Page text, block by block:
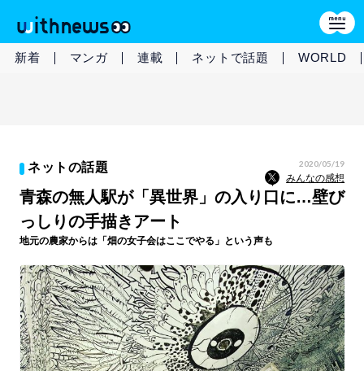
新着 マンガ 連載 ネットで話題 WORLD
ネットの話題 2020/05/19
みんなの感想
青森の無人駅が「異世界」の入り口に…壁び
っしりの手描きアート
地元の農家からは「畑の女子会はここでやる」という声も